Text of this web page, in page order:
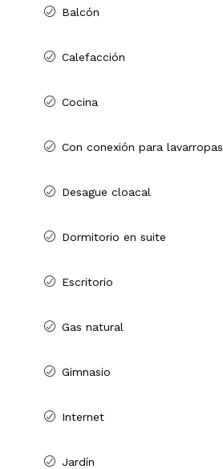
Balcón
Calefacción
Cocina
Con conexión para lavarropas
Desague cloacal
Dormitorio en suite
Escritorio
Gas natural
Gimnasio
Internet
Jardín